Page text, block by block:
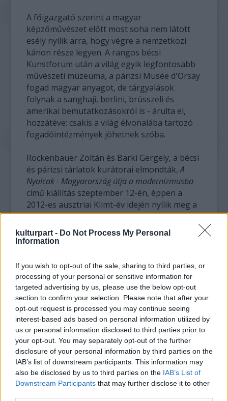
kulturpart - Do Not Process My Personal
Information
If you wish to opt-out of the sale, sharing to third parties, or
processing of your personal or sensitive information for
targeted advertising by us, please use the below opt-out
section to confirm your selection. Please note that after your
opt-out request is processed you may continue seeing
interest-based ads based on personal information utilized by
us or personal information disclosed to third parties prior to
your opt-out. You may separately opt-out of the further
disclosure of your personal information by third parties on the
IAB’s list of downstream participants. This information may
also be disclosed by us to third parties on the IAB’s List of
Downstream Participants that may further disclose it to other
A főigazgató szerint a magyar
képzőművészet előtt most soha nem látott
esély nyílik arra, hogy végre a nemzetközi
kánon része legyen. A rangos bécsi
Kunstforum után a világ egyik legfontosabb
művészeti múzeuma, a párizsi Musée d'Orsay
fogad magyar anyagot, de tárgyalások
folynak a sanghaji, berlini, brüsszeli és
amerikai bemutatkozásokról is - árulta el,
hozzátéve: csakis a világ élvonalába tartozó
fogadóintézmények jöhetnek szóba.
Rockenbauer Zoltán és Barki Gergely, a bécsi
és párizsi tárlatok kurátorai elmondták,A
Nyolcak - Magyarország útja a modernizmusba
című kiállítás szeptember 12-én, éppen a
2012-es ausztriai Klimt-év idején nyílik meg a
Kunstforumban, bizonyítva a külföldi
közönségnek: a modernista festőcsoport
tagjai nem Bécshez igazodtak, hanem inkább
járták.
Mint hangsúlyozták: mindkét kiállítás
"helyspecifikus" lesz; azokat úgy állítják
össze, hogy a bécsi, illetve párizsi közönség
számára is érdekesek és érthetők legyenek. A
tárlatokhoz új katalógusok is készülnek, a
Nyolcak-kiállítás kapcsán például Peter Vergo
írása helyezi el a magyar modernista festőket
az egyetemes kánonban.